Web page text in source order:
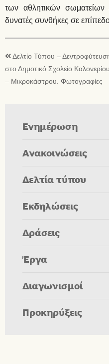
των αθλητικών σωματείων
δυνατές συνθήκες σε
Δελτίο Τύπου –
στο Δημοτικό Σχολείο Καλονερίου
– Μικροκάστρου. Φωτογραφίες
Ενημέρωση
Ανακοινώσεις
Δελτία τύπου
Εκδηλώσεις
Δράσεις
Έργα
Διαγωνισμοί
Προκηρύξεις